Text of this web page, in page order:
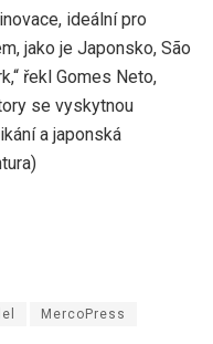
ideální pro
jako je Japonsko, São
řekl Gomes Neto,
se vyskytnou
a japonská
MercoPress